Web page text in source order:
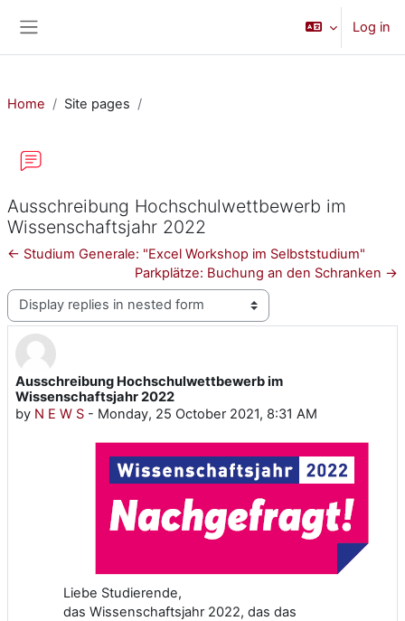
Log in
Home Site pages
Ausschreibung Hochschulwettbewerb im
Wissenschaftsjahr 2022
← Studium Generale: "Excel Workshop im Selbststudium"
Parkplätze: Buchung an den Schranken →
Display mode
Ausschreibung Hochschulwettbewerb im
Wissenschaftsjahr 2022
by N E W S - Monday, 25 October 2021, 8:31 AM
Number of replies: 0
Liebe Studierende,
das Wissenschaftsjahr 2022, das das